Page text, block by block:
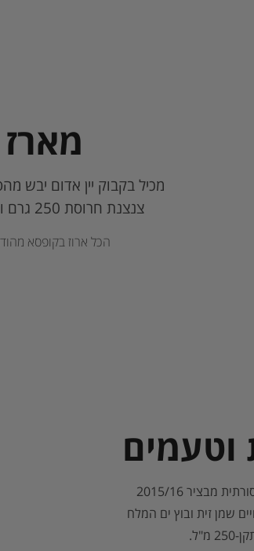
מכיל בקבוק יין אדום יבש
צנצנת חרוסת 250 גרם
הכל ארוז בקופסא
וטעמים
מבציר 2015/16
שמן זית ובוץ ים המלח
מ"ל.